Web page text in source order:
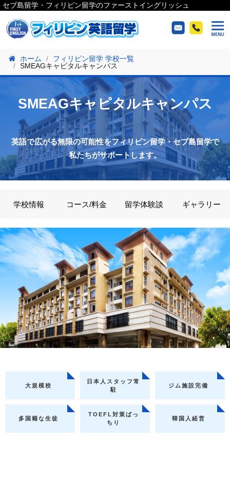
セブ島留学・フィリピン留学のファーストイングリッシュ
ホーム
フィリピン留学 学校一覧
SMEAGキャピタルキャンパス
SMEAGキャピタルキャンパス
英語で広がる無限の可能性をフィリピン留学・セブ島留学で
私たちがサポートします。
学校情報 コース/料金 留学体験談 ギャラリー
大規模校
日本人スタッフ常
駐
ジム施設完備
多国籍な生徒
TOEFL対策ばっ
ちり
韓国人経営